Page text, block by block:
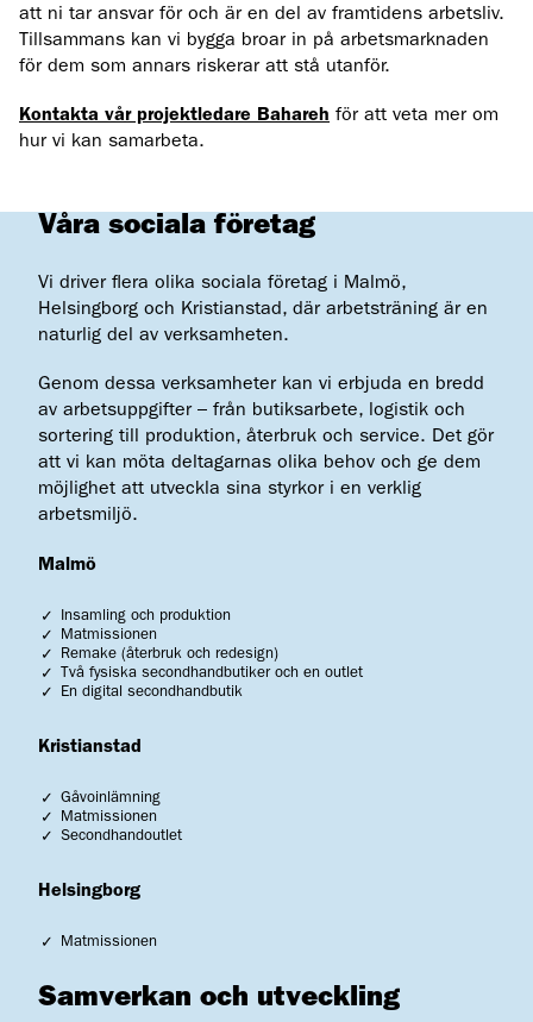
att ni tar ansvar för och är en del av framtidens arbetsliv.
Tillsammans kan vi bygga broar in på arbetsmarknaden
för dem som annars riskerar att stå utanför.
Kontakta vår projektledare Bahareh för att veta mer om
hur vi kan samarbeta.
Våra sociala företag
Vi driver flera olika sociala företag i Malmö,
Helsingborg och Kristianstad, där arbetsträning är en
naturlig del av verksamheten.
Genom dessa verksamheter kan vi erbjuda en bredd
av arbetsuppgifter – från butiksarbete, logistik och
sortering till produktion, återbruk och service. Det gör
att vi kan möta deltagarnas olika behov och ge dem
möjlighet att utveckla sina styrkor i en verklig
arbetsmiljö.
Malmö
Insamling och produktion
Matmissionen
Remake (återbruk och redesign)
Två fysiska secondhandbutiker och en outlet
En digital secondhandbutik
Kristianstad
Gåvoinlämning
Matmissionen
Secondhandoutlet
Helsingborg
Matmissionen
Samverkan och utveckling